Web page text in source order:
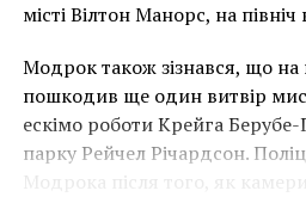
“Спочатку це
неймовірно,
розвитком
стало
місті Вілтон Манорс, на
Модрок також зізнався, що на
пошкодив ще один витвір
ескімо роботи Крейга
парку Рейчел Річардсон.
Модрока після того, як